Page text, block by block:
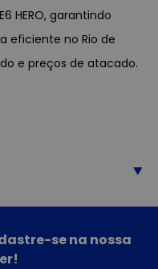
HERO, garantindo
eficiente no Rio de
e preços de atacado.
se na nossa